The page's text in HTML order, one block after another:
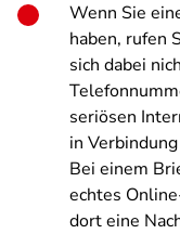
Wenn Sie
haben, rufen
sich dabei
seriösen
in
Bei einem
echtes
dort eine